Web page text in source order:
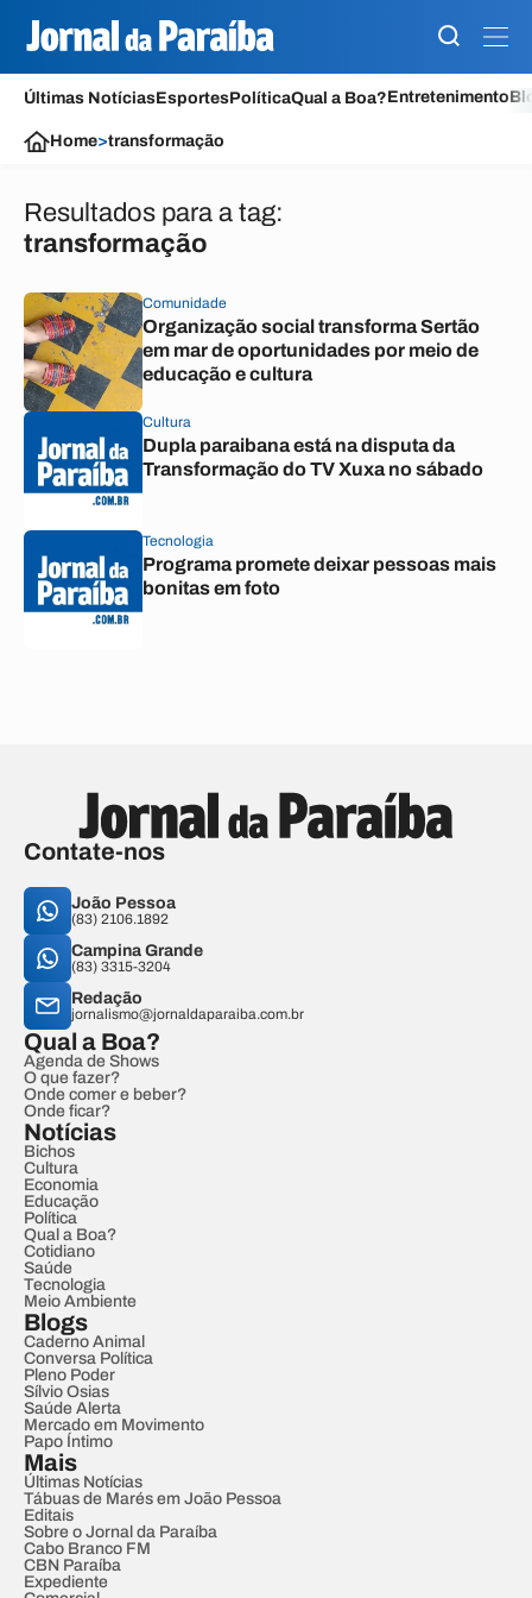
Últimas NotíciasEsportesPolíticaQual a Boa?Entretenimento
Home>transformação
Resultados para a tag:
transformação
Comunidade
Organização social transforma Sertão
em mar de oportunidades por meio de
educação e cultura
Cultura
Dupla paraibana está na disputa da
Transformação do TV Xuxa no sábado
Tecnologia
Programa promete deixar pessoas mais
bonitas em foto
Contate-nos
João Pessoa
(83) 2106.1892
Campina Grande
(83) 3315-3204
Redação
jornalismo@jornaldaparaiba.com.br
Qual a Boa?
Agenda de Shows
O que fazer?
Onde comer e beber?
Onde ficar?
Notícias
Bichos
Cultura
Economia
Educação
Política
Qual a Boa?
Cotidiano
Saúde
Tecnologia
Meio Ambiente
Blogs
Caderno Animal
Conversa Política
Pleno Poder
Sílvio Osias
Saúde Alerta
Mercado em Movimento
Papo Íntimo
Mais
Últimas Notícias
Tábuas de Marés em João Pessoa
Editais
Sobre o Jornal da Paraíba
Cabo Branco FM
CBN Paraíba
Expediente